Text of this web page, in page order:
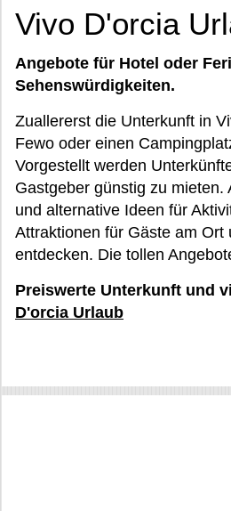
Vivo D'orcia
Angebote für Hotel oder
Sehenswürdigkeiten.
Zuallererst die Unterkunft in
Fewo oder einen
Vorgestellt werden
Gastgeber günstig zu
und alternative Ideen für
Attraktionen für Gäste am
entdecken. Die tollen
Preiswerte Unterkunft und
D'orcia Urlaub